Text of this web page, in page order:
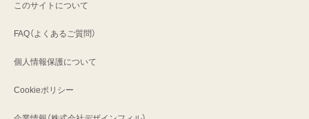
このサイトについて
FAQ（よくあるご質問）
個人情報保護について
Cookieポリシー